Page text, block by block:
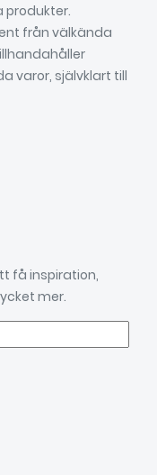
produkter.
från välkända
varor, självklart till
få inspiration,
mer.